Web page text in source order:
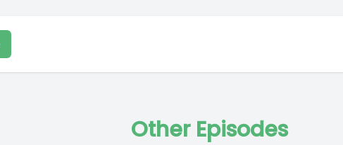
Other Episodes